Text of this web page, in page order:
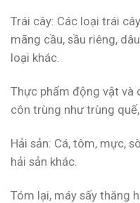
Trái cây: Các loại trái
mãng cầu, sầu riêng,
loại khác.
Thực phẩm động vật và
côn trùng như trùng
Hải sản: Cá, tôm, mực,
hải sản khác.
Tóm lại, máy sấy thăng